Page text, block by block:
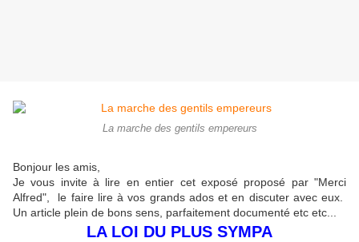
La marche des gentils empereurs
Bonjour les amis,
Je vous invite à lire en entier cet exposé proposé par "Merci
Alfred", le faire lire à vos grands ados et en discuter avec eux.
Un article plein de bons sens, parfaitement documenté etc etc...
LA LOI DU PLUS SYMPA